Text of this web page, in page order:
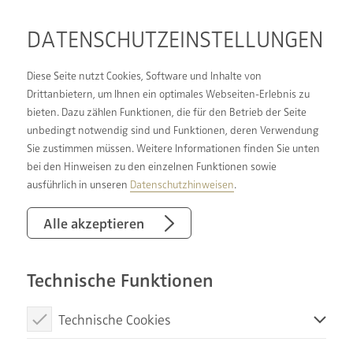
DATENSCHUTZ­EINSTELLUNGEN
Diese Seite nutzt Cookies, Software und Inhalte von
Drittanbietern, um Ihnen ein optimales Webseiten-Erlebnis zu
bieten. Dazu zählen Funktionen, die für den Betrieb der Seite
unbedingt notwendig sind und Funktionen, deren Verwendung
Sie zustimmen müssen. Weitere Informationen finden Sie unten
bei den Hinweisen zu den einzelnen Funktionen sowie
ausführlich in unseren Datenschutzhinweisen.
Alle akzeptieren
Technische Funktionen
Technische Cookies
GEMEINSAM STARK
Wir sind ein Unternehmen in einem starken
zahlreichen Vorteilen für Angestellte. Wir bieten
unseren Kunden ein echtes Rundum-sorglos-
Qualität. Unser Anspruch ist unsere Kunden zu
verstehen – aus persönlichen Wünschen und
individuellen Bedürfnissen Träume wahr werden